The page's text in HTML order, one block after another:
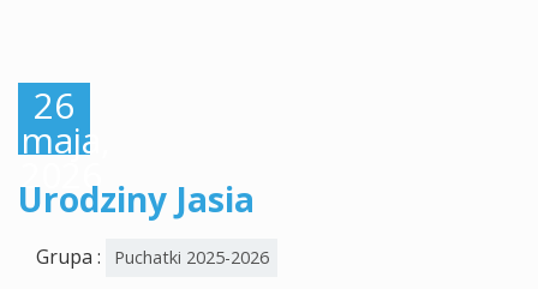
26
maja,
2026
Urodziny Jasia
Grupa : Puchatki 2025-2026